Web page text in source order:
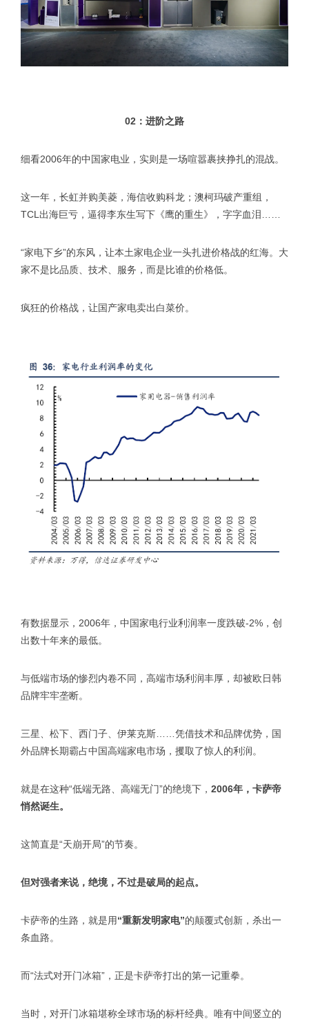
02：进阶之路
细看2006年的中国家电业，实则是一场喧嚣裹挟挣扎的混战。
这一年，长虹并购美菱，海信收购科龙；澳柯玛破产重组，
TCL出海巨亏，逼得李东生写下《鹰的重生》，字字血泪……
“家电下乡”的东风，让本土家电企业一头扎进价格战的红海。大
家不是比品质、技术、服务，而是比谁的价格低。
疯狂的价格战，让国产家电卖出白菜价。
有数据显示，2006年，中国家电行业利润率一度跌破-2%，创
出数十年来的最低。
与低端市场的惨烈内卷不同，高端市场利润丰厚，却被欧日韩
品牌牢牢垄断。
三星、松下、西门子、伊莱克斯……凭借技术和品牌优势，国
外品牌长期霸占中国高端家电市场，攫取了惊人的利润。
就是在这种“低端无路、高端无门”的绝境下， 2006年，卡萨帝
悄然诞生。
这简直是“天崩开局”的节奏。
但对强者来说，绝境，不过是破局的起点。
卡萨帝的生路，就是用“重新发明家电”的颠覆式创新，杀出一
条血路。
而“法式对开门冰箱”，正是卡萨帝打出的第一记重拳。
当时，对开门冰箱堪称全球市场的标杆经典。唯有中间竖立的